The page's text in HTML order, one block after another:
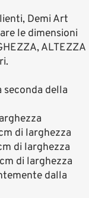
Demi Art
le dimensioni
ALTEZZA
seconda della
di larghezza
di larghezza
di larghezza
dalla